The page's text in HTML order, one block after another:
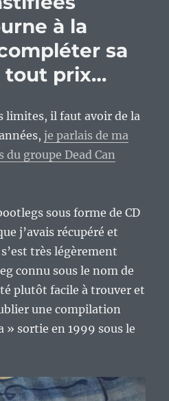
à la
sa
tout prix…
limites, il faut avoir de la
je parlais de ma
groupe Dead Can
sous forme de CD
j’avais récupéré et
très légèrement
connu sous le nom de
plutôt facile à trouver et
une compilation
sortie en 1999 sous le